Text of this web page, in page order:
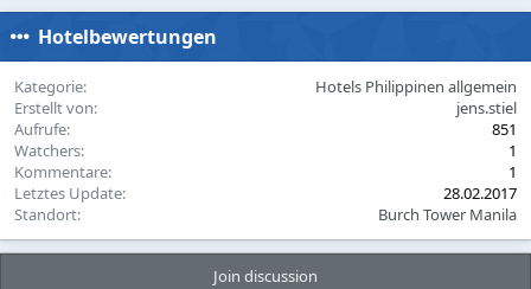
t
i
n
s
:
Hotelbewertungen
Kategorie
Hotels Philippinen allgemein
Erstellt von
jens.stiel
Aufrufe
851
Watchers
1
Kommentare
1
Letztes Update
28.02.2017
Standort
Burch Tower Manila
Join discussion